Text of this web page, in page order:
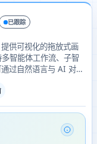
已跟踪
供可视化的拖放式画
智能体工作流、子智
过自然语言与 AI 对话